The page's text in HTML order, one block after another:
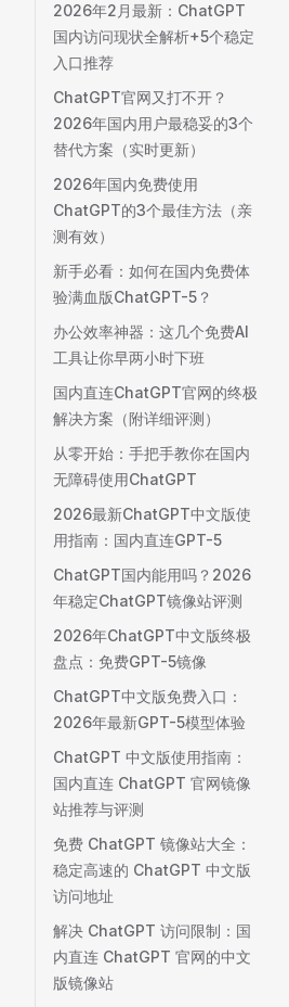
2026年2月最新：ChatGPT
国内访问现状全解析+5个稳定
入口推荐
ChatGPT官网又打不开？
2026年国内用户最稳妥的3个
替代方案（实时更新）
2026年国内免费使用
ChatGPT的3个最佳方法（亲
测有效）
新手必看：如何在国内免费体
验满血版ChatGPT-5？
办公效率神器：这几个免费AI
工具让你早两小时下班
国内直连ChatGPT官网的终极
解决方案（附详细评测）
从零开始：手把手教你在国内
无障碍使用ChatGPT
2026最新ChatGPT中文版使
用指南：国内直连GPT-5
ChatGPT国内能用吗？2026
年稳定ChatGPT镜像站评测
2026年ChatGPT中文版终极
盘点：免费GPT-5镜像
ChatGPT中文版免费入口：
2026年最新GPT-5模型体验
ChatGPT 中文版使用指南：
国内直连 ChatGPT 官网镜像
站推荐与评测
免费 ChatGPT 镜像站大全：
稳定高速的 ChatGPT 中文版
访问地址
解决 ChatGPT 访问限制：国
内直连 ChatGPT 官网的中文
版镜像站